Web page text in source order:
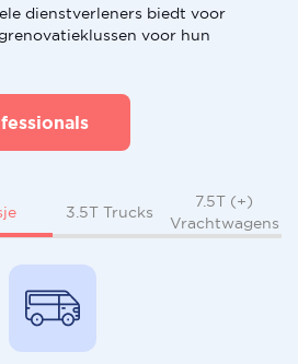
dienstverleners biedt voor
voor hun
3.5T Trucks
7.5T (+)
Vrachtwagens